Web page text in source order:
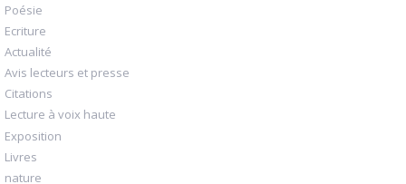
Poésie
Ecriture
Actualité
Avis lecteurs et presse
Citations
Lecture à voix haute
Exposition
Livres
nature